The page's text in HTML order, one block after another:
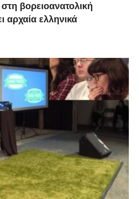
βορειοανατολική
αρχαία ελληνικά